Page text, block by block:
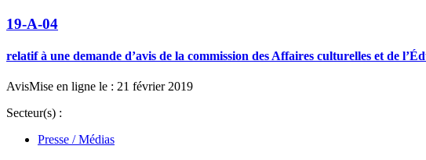
19-A-04
relatif à une demande d’avis de la commission des Affaires culturelles et de
AvisMise en ligne le : 21 février 2019
Secteur(s) :
Presse / Médias